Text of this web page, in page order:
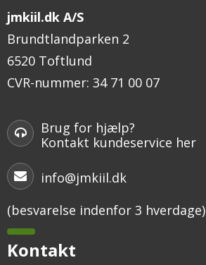
jmkiil.dk A/S
Brundtlandparken 2
6520 Toftlund
CVR-nummer: 34 71 00 07
Brug for hjælp?
Kontakt kundeservice her
info@jmkiil.dk
(besvarelse indenfor 3 hverdage)
Kontakt